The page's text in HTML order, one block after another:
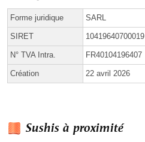
Forme juridique SARL
SIRET 10419640700019
N° TVA Intra. FR40104196407
Création 22 avril 2026
Sushis à proximité